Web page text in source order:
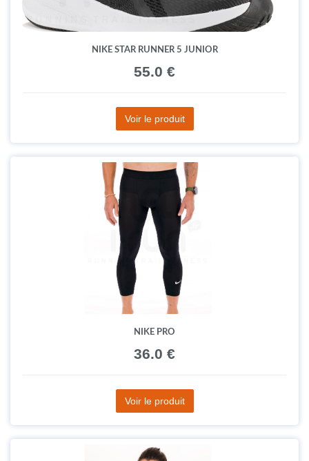
NIKE STAR RUNNER 5 JUNIOR
55.0 €
Voir le produit
NIKE PRO
36.0 €
Voir le produit